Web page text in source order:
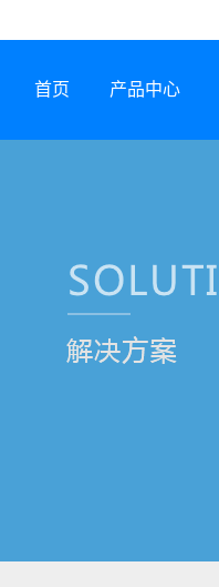
首页 产品中心
CCS集成母排专用设备
锂电智能制造装备